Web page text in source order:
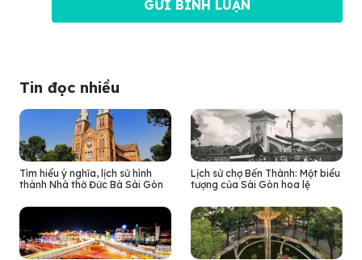
Tin đọc nhiều
Tìm hiểu ý nghĩa, lịch sử hình
thành Nhà thờ Đức Bà Sài Gòn
Lịch sử chợ Bến Thành: Một biểu
tượng của Sài Gòn hoa lệ